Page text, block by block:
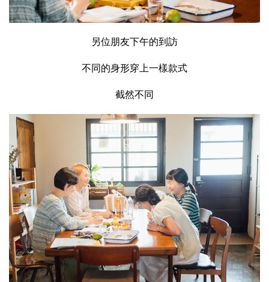
另位朋友下午的到訪
不同的身形穿上一樣款式
截然不同